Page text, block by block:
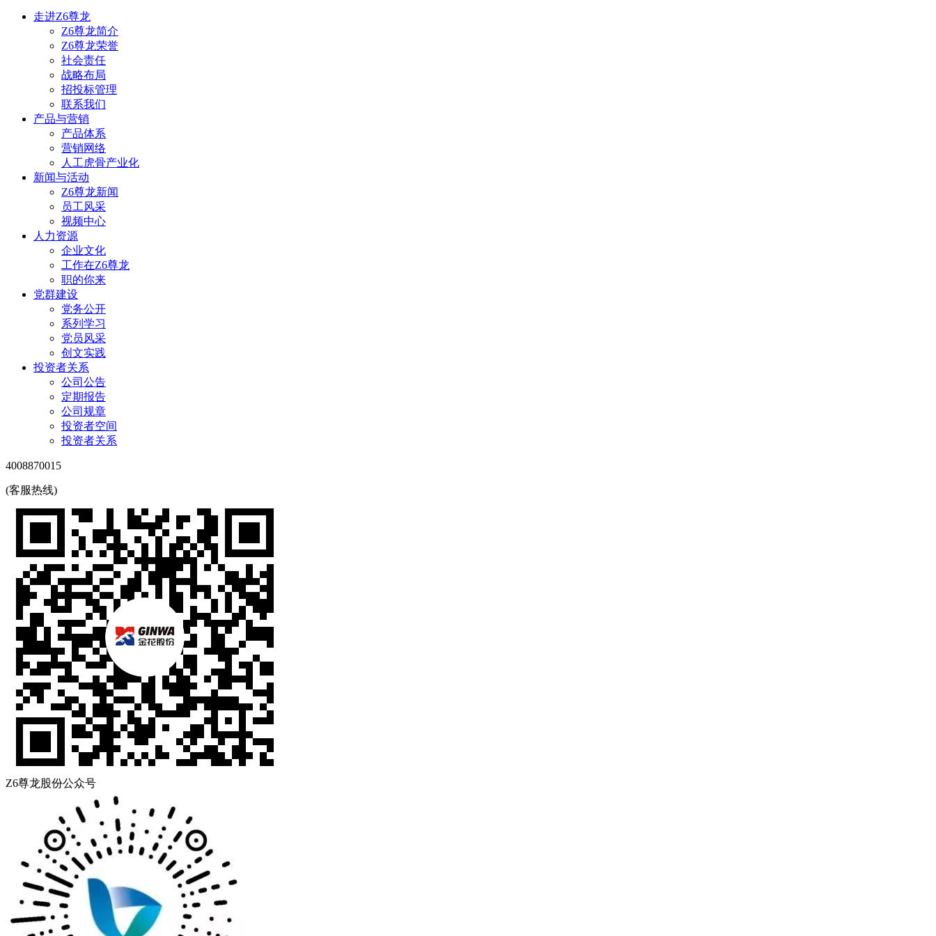
走进Z6尊龙
Z6尊龙简介
Z6尊龙荣誉
社会责任
战略布局
招投标管理
联系我们
产品与营销
产品体系
营销网络
人工虎骨产业化
新闻与活动
Z6尊龙新闻
员工风采
视频中心
人力资源
企业文化
工作在Z6尊龙
职的你来
党群建设
党务公开
系列学习
党员风采
创文实践
投资者关系
公司公告
定期报告
公司规章
投资者空间
投资者关系
4008870015
(客服热线)
Z6尊龙股份公众号